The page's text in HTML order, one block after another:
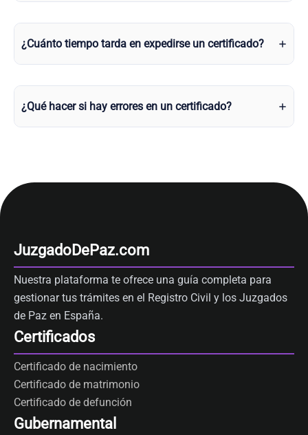
¿Cuánto tiempo tarda en expedirse un certificado?
¿Qué hacer si hay errores en un certificado?
JuzgadoDePaz.com
Nuestra plataforma te ofrece una guía completa para
gestionar tus trámites en el Registro Civil y los Juzgados
de Paz en España.
Certificados
Certificado de nacimiento
Certificado de matrimonio
Certificado de defunción
Gubernamental